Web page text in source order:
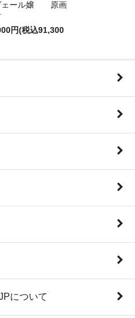
ェール嬢 原画
円(税込91,300
について